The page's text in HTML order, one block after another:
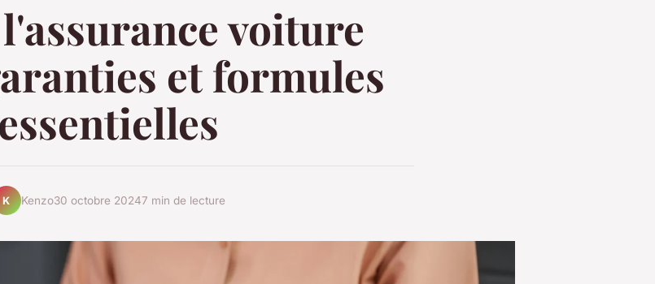
voiture
et formules
essentielles
K Kenzo30 octobre 20247 min de lecture